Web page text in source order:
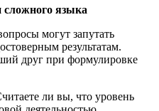
сложного языка
могут запутать
результатам.
друг при формулировке
ли вы, что уровень